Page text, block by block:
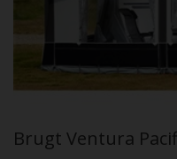
Brugt Ventura